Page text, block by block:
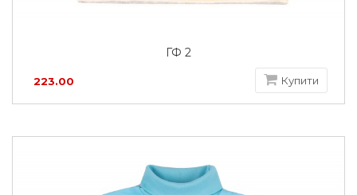
ГФ 2
223.00 Купити